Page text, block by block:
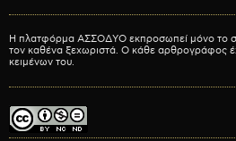
Η πλατφόρμα ΑΣΣΟΔΥΟ εκπροσωπεί μόνο το
τον καθένα ξεχωριστά. Ο κάθε αρθρογράφος
κειμένων του.